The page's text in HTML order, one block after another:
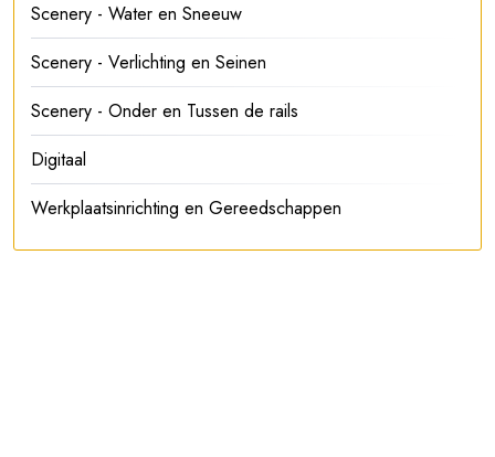
Scenery - Water en Sneeuw
Scenery - Verlichting en Seinen
Scenery - Onder en Tussen de rails
Digitaal
Werkplaatsinrichting en Gereedschappen